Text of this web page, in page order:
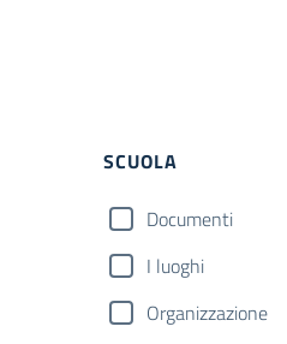
Filtri
SCUOLA
Documenti
I luoghi
Organizzazione